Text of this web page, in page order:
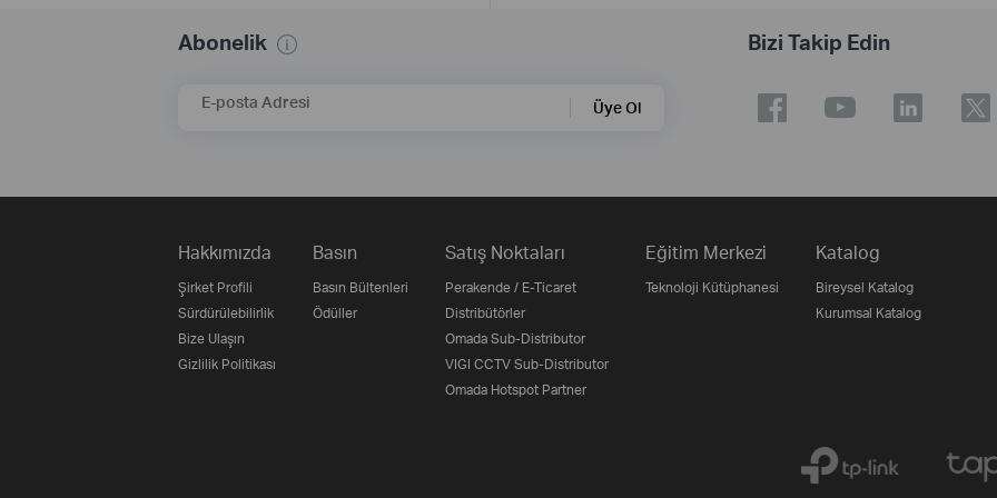
Abonelik
E-posta Adresi Üye Ol
Bizi Takip Edin
Hakkımızda
Şirket Profili
Sürdürülebilirlik
Bize Ulaşın
Gizlilik Politikası
Basın
Basın Bültenleri
Ödüller
Satış Noktaları
Perakende / E-Ticaret
Distribütörler
Omada Sub-Distributor
VIGI CCTV Sub-Distributor
Omada Hotspot Partner
Eğitim Merkezi
Teknoloji Kütüphanesi
Katalog
Bireysel Katalog
Kurumsal Katalog